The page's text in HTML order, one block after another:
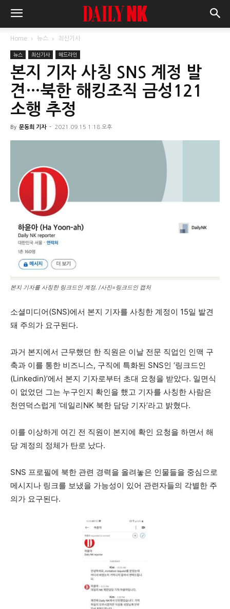
Home 뉴스 최신기사
뉴스 최신기사 헤드라인
본지 기자 사칭 SNS 계정 발
견…북한 해킹조직 금성121
소행 추정
By 문동희 기자 - 2021.09.15 1:18 오후
본지 기자를 사칭한 링크드인 계정. /사진=링크드인 캡처
소셜미디어(SNS)에서 본지 기자를 사칭한 계정이 15일 발견
돼 주의가 요구된다.
과거 본지에서 근무했던 한 직원은 이날 전문 직업인 인맥 구
축과 이를 통한 비즈니스, 구직에 특화된 SNS인 ‘링크드인
(Linkedin)’에서 본지 기자로부터 초대 요청을 받았다. 일면식
이 없었던 그는 누구인지 확인을 했고 기자를 사칭한 사람은
천연덕스럽게 ‘데일리NK 북한 담당 기자’라고 밝혔다.
이를 이상하게 여긴 전 직원이 본지에 확인 요청을 하면서 해
당 계정의 정체가 탄로 났다.
SNS 프로필에 북한 관련 경력을 올려놓은 인물들을 중심으로
메시지나 링크를 보냈을 가능성이 있어 관련자들의 각별한 주
의가 요구된다.